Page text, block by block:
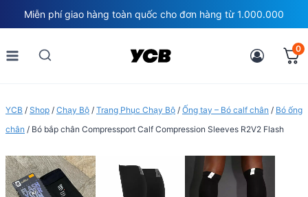
to
content
Miễn phí giao hàng toàn quốc cho đơn hàng từ 1.000.000
0
YCB / Shop / Chạy Bộ / Trang Phục Chạy Bộ / Ống tay – Bó calf chân / Bó ống
chân / Bó bắp chân Compressport Calf Compression Sleeves R2V2 Flash